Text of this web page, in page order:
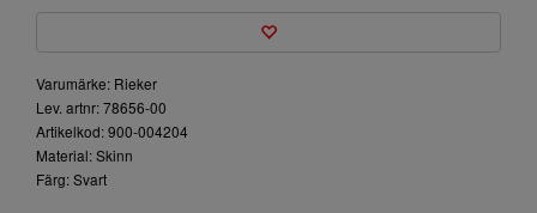
Varumärke: Rieker
Lev. artnr: 78656-00
Artikelkod: 900-004204
Material: Skinn
Färg: Svart